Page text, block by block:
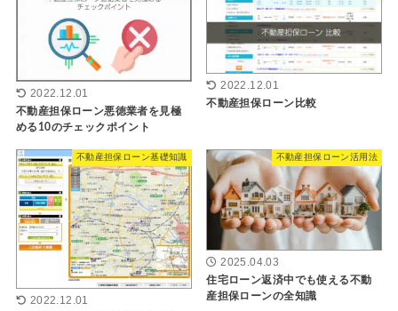
2022.12.01
不動産担保ローン悪徳業者を見極
める10のチェックポイント
2022.12.01
不動産担保ローン比較
不動産担保ローン基礎知識
2022.12.01
不動産担保ローン活用法
2025.04.03
住宅ローン返済中でも使える不動
産担保ローンの全知識